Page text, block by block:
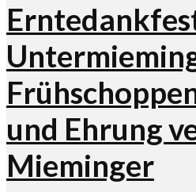
und Ehrung
Mieminger